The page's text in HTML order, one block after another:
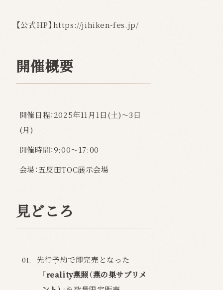
【公式HP】https://jihiken-fes.jp/
開催概要
開催日程：2025年11月1日(土)～3日
(月)
開催時間：9:00〜17:00
会場：五反田TOC展示会場
見どころ
先行予約で即完売となった
「reality燕照（燕の巣サプリメ